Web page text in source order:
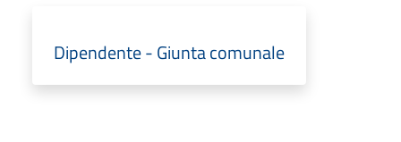
Dipendente - Giunta comunale